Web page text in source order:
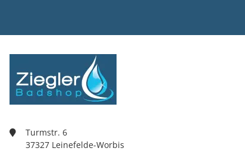
Turmstr. 6
37327 Leinefelde-Worbis